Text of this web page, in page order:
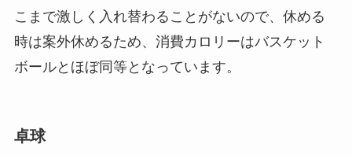
こまで激しく入れ替わることがないので、休める
時は案外休めるため、消費カロリーはバスケット
ボールとほぼ同等となっています。
卓球